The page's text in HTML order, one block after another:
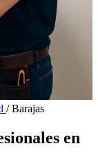
/ Barajas
en